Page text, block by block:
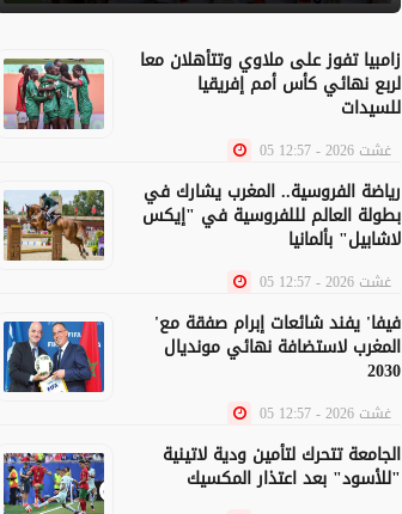
زامبيا تفوز على ملاوي وتتأهلان معا
لربع نهائي كأس أمم إفريقيا
للسيدات
05 غشت 2026 - 12:57
رياضة الفروسية.. المغرب يشارك في
بطولة العالم لللفروسية في "إيكس
لاشابيل" بألمانيا
05 غشت 2026 - 12:57
​'فيفا' يفند شائعات إبرام صفقة مع
المغرب لاستضافة نهائي مونديال
2030
05 غشت 2026 - 12:57
الجامعة تتحرك لتأمين ودية لاتينية
"للأسود" بعد اعتذار المكسيك